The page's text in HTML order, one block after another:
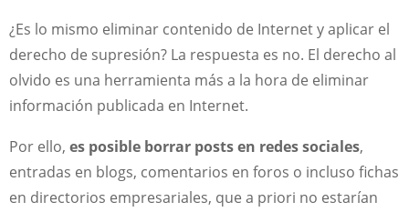
¿Es lo mismo eliminar contenido de Internet y aplicar el
derecho de supresión? La respuesta es no. El derecho al
olvido es una herramienta más a la hora de eliminar
información publicada en Internet.
Por ello, es posible borrar posts en redes sociales,
entradas en blogs, comentarios en foros o incluso fichas
en directorios empresariales, que a priori no estarían